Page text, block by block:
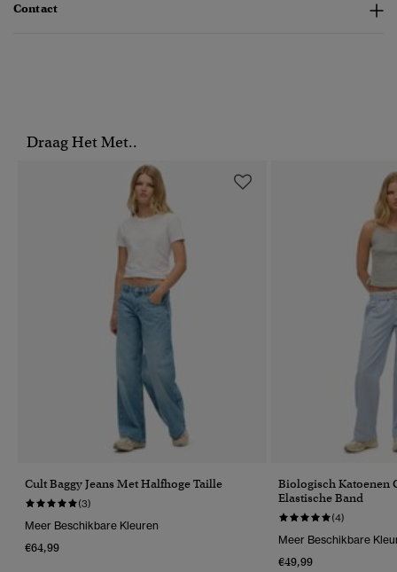
Contact
Draag Het Met..
Cult Baggy Jeans Met Halfhoge Taille
(3)
Meer Beschikbare Kleuren
€64,99
Biologisch Katoenen
Elastische Band
(4)
Meer Beschikbare
€49,99